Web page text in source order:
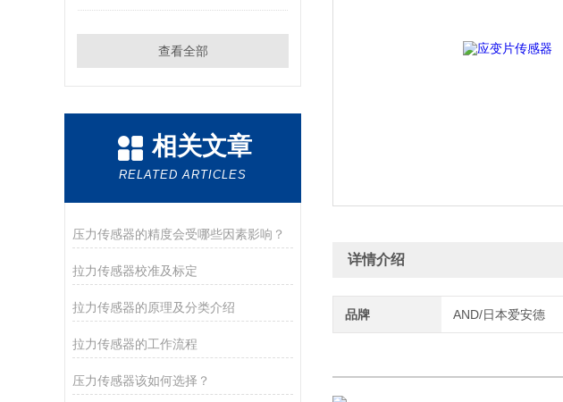
查看全部
相关文章
RELATED ARTICLES
压力传感器的精度会受哪些因素影响？
拉力传感器校准及标定
拉力传感器的原理及分类介绍
拉力传感器的工作流程
压力传感器该如何选择？
详情介绍
品牌 AND/日本爱安德